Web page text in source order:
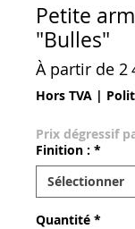
Petite
"Bulles"
À partir de 2
Hors TVA |
Prix dégressif
Finition : *
Quantité *